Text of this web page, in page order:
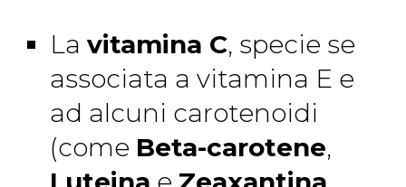
La vitamina C, specie se
associata a vitamina E e
ad alcuni carotenoidi
(come Beta-carotene,